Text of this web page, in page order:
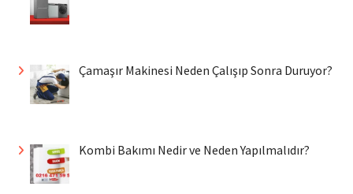
Çamaşır Makinesi Neden Çalışıp Sonra Duruyor?
Kombi Bakımı Nedir ve Neden Yapılmalıdır?